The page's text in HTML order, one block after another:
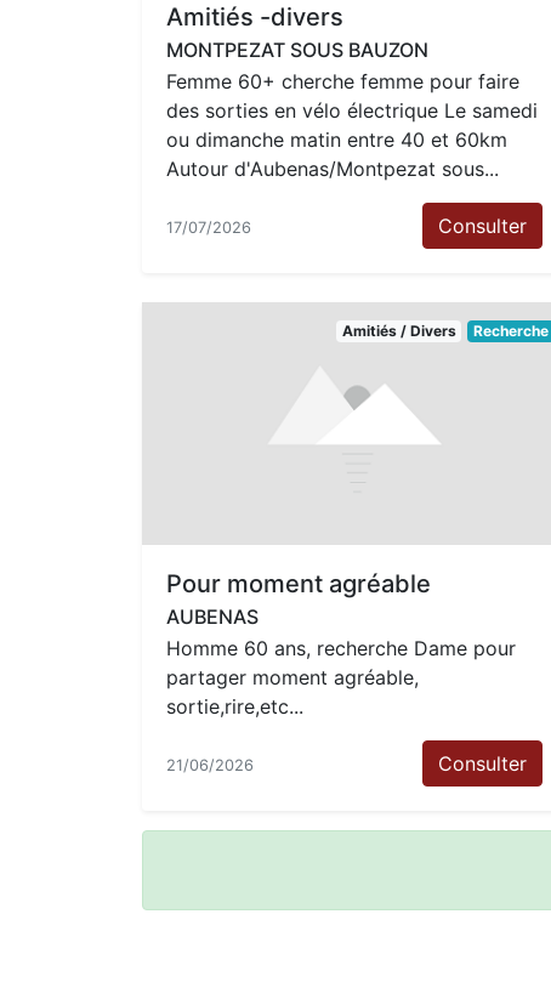
Amitiés -divers
MONTPEZAT SOUS BAUZON
Femme 60+ cherche femme pour faire
des sorties en vélo électrique Le samedi
ou dimanche matin entre 40 et 60km
Autour d'Aubenas/Montpezat sous...
17/07/2026 Consulter
Amitiés / Divers Recherche
Pour moment agréable
AUBENAS
Homme 60 ans, recherche Dame pour
partager moment agréable,
sortie,rire,etc...
21/06/2026 Consulter